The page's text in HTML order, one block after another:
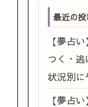
最近の
【夢占
つく・
状況別に
【夢占